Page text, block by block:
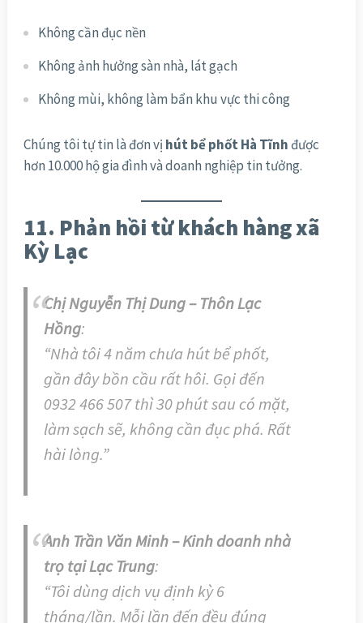
Không cần đục nền
Không ảnh hưởng sàn nhà, lát gạch
Không mùi, không làm bẩn khu vực thi công
Chúng tôi tự tin là đơn vị hút bể phốt Hà Tĩnhđược
hơn 10.000 hộ gia đình và doanh nghiệp tin tưởng.
11. Phản hồi từ khách hàng xã
Kỳ Lạc
Chị Nguyễn Thị Dung – Thôn Lạc
Hồng:
“Nhà tôi 4 năm chưa hút bể phốt,
gần đây bồn cầu rất hôi. Gọi đến
0932 466 507 thì 30 phút sau có mặt,
làm sạch sẽ, không cần đục phá. Rất
hài lòng.”
Anh Trần Văn Minh – Kinh doanh nhà
trọ tại Lạc Trung:
“Tôi dùng dịch vụ định kỳ 6
tháng/lần. Mỗi lần đến đều đúng